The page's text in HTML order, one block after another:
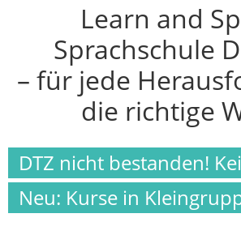
Learn and
Sprachschule
– für jede
die richtige
DTZ nicht bestanden!
Neu: Kurse in